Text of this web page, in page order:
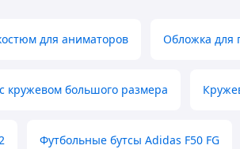
для аниматоров Обложка для
кружевом большого размера
Футбольные бутсы Adidas F50 FG